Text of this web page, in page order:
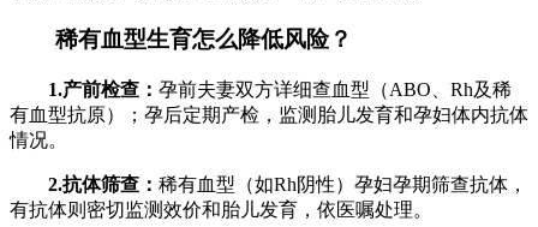
稀有血型生育怎么降低风险？
1.产前检查： 孕前夫妻双方详细查血型（ABO、Rh及稀
有血型抗原）；孕后定期产检，监测胎儿发育和孕妇体内抗体
情况。
2.抗体筛查： 稀有血型（如Rh阴性）孕妇孕期筛查抗体，
有抗体则密切监测效价和胎儿发育，依医嘱处理。